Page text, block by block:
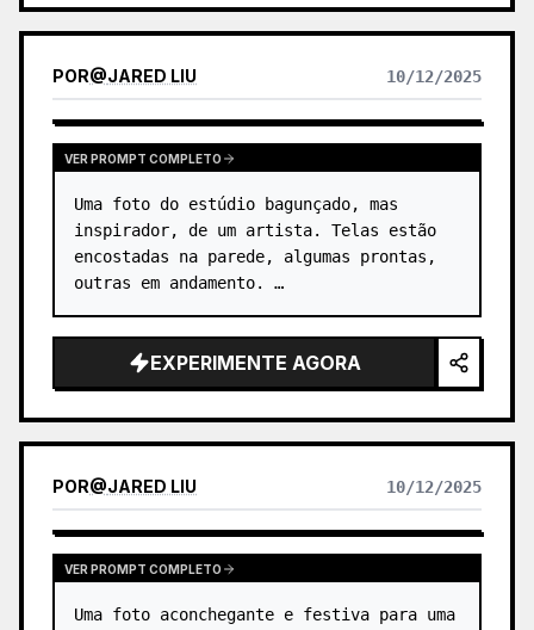
POR@JARED LIU 10/12/2025
VER PROMPT COMPLETO
Uma foto do estúdio bagunçado, mas
inspirador, de um artista. Telas estão
encostadas na parede, algumas prontas,
outras em andamento. …
EXPERIMENTE AGORA
POR@JARED LIU 10/12/2025
VER PROMPT COMPLETO
Uma foto aconchegante e festiva para uma